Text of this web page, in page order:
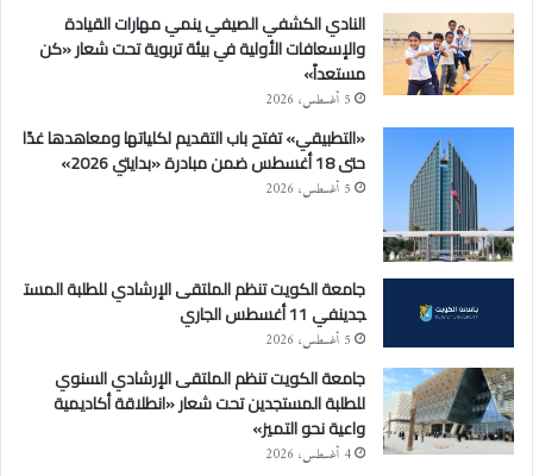
النادي الكشفي الصيفي ينمي مهارات القيادة
والإسعافات الأولية في بيئة تربوية تحت شعار «كن
مستعداً»
5 أغسطس، 2026
«التطبيقي» تفتح باب التقديم لكلياتها ومعاهدها غدًا
حتى 18 أغسطس ضمن مبادرة «بدايتي 2026»
5 أغسطس، 2026
جامعة الكويت تنظم الملتقى الإرشادي للطلبة المست
جدينفي 11 أغسطس الجاري
5 أغسطس، 2026
جامعة الكويت تنظم الملتقى الإرشادي السنوي
للطلبة المستجدين تحت شعار «انطلاقة أكاديمية
واعية نحو التميز»
4 أغسطس، 2026